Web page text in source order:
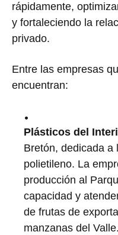
rápidamente,
y fortaleciendo la
privado.
Entre las empresas
encuentran:
Plásticos del
Bretón, dedicada a
polietileno. La
producción al
capacidad y
de frutas de
manzanas del